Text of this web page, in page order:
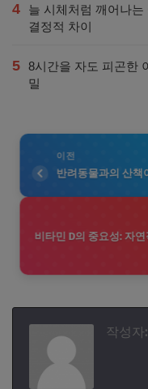
4
늘 시체처럼 깨어나
결정적 차이
5 8시간을 자도 피곤한
밀
이전
반려동물과의 산책
비타민 D의 중요성: 자
작성자: